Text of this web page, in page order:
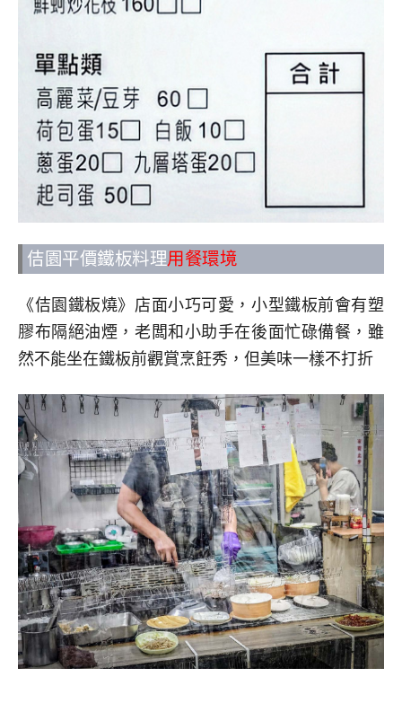
佶園平價鐵板料理用餐環境
《佶園鐵板燒》店面小巧可愛，小型鐵板前會有塑
膠布隔絕油煙，老闆和小助手在後面忙碌備餐，雖
然不能坐在鐵板前觀賞烹飪秀，但美味一樣不打折